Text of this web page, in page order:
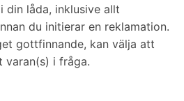
din låda, inklusive allt
du initierar en reklamation.
gottfinnande, kan välja att
varan(s) i fråga.